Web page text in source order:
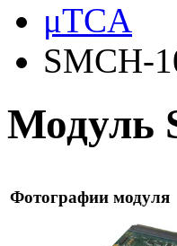
μTCA
SMCH-
Модуль
Фотографии модуля